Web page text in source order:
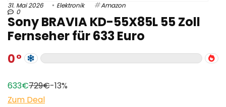
31. Mai 2026 Elektronik Amazon
0
Sony BRAVIA KD-55X85L 55 Zoll
Fernseher für 633 Euro
0
633€729€-13%
Zum Deal